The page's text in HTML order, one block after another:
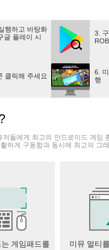
새롭게 발견할 무언가가 있답
RP, 입양하세요! 등 지금
가득한 모험 등을 발견하세요
비즈니스를 운영하거나, 장대
임 내 구매가 포함될 수 있습니
꾸미세요
아이템을 살펴보세요
행하고 바탕화
글 플레이 시
3.
클릭해 주세요
6.
행
들에게 최고의 안드로이드 게임
하게 구동함과 동시에 최고의 그
게임패드를
미뮤 멀티